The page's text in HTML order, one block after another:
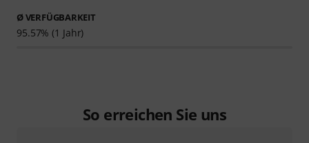
Ø VERFÜGBARKEIT
95.57% (1 Jahr)
So erreichen Sie uns